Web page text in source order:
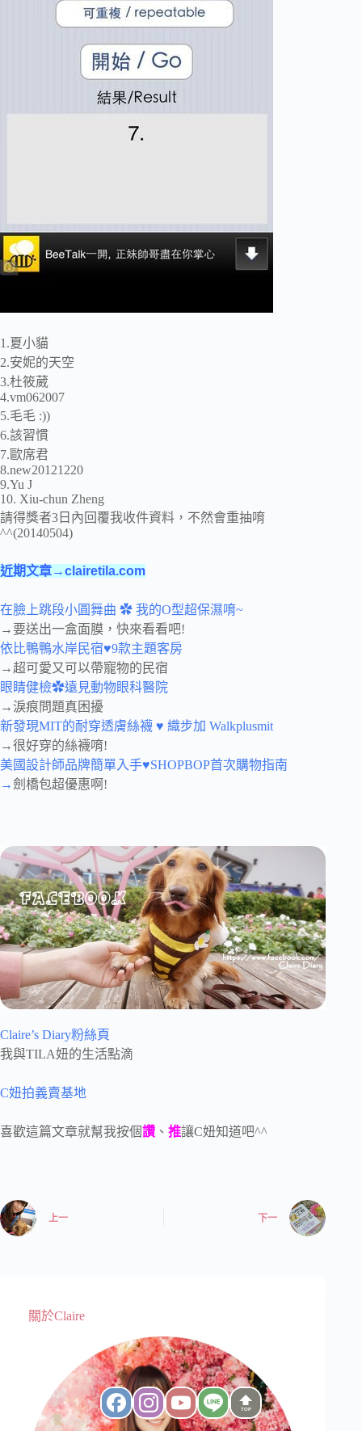
1.夏小貓
2.安妮的天空
3.杜筱葳
4.vm062007
5.毛毛 :))
6.該習慣
7.歐席君
8.new20121220
9.Yu J
10. Xiu-chun Zheng
請得獎者3日內回覆我收件資料，不然會重抽唷
^^(20140504)
近期文章→clairetila.com
在臉上跳段小圓舞曲 ✿ 我的O型超保濕唷~
→要送出一盒面膜，快來看看吧!
依比鴨鴨水岸民宿♥9款主題客房
→超可愛又可以帶寵物的民宿
眼睛健檢✿遠見動物眼科醫院
→淚痕問題真困擾
新發現MIT的耐穿透膚絲襪 ♥ 織步加 Walkplusmit
→很好穿的絲襪唷!
美國設計師品牌簡單入手♥SHOPBOP首次購物指南
→劍橋包超優惠啊!
Claire’s Diary粉絲頁
我與TILA妞的生活點滴
C妞拍義賣基地
喜歡這篇文章就幫我按個讚 、 推讓C妞知道吧^^
上一 下一
關於Claire
TOP